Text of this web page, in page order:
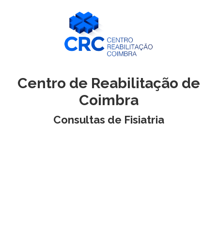
Centro de Reabilitação de
Coimbra
Consultas de Fisiatria